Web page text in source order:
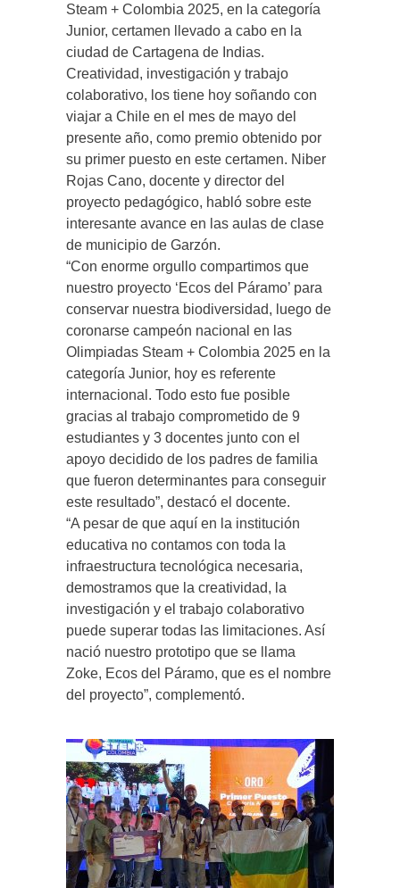
Steam + Colombia 2025, en la categoría
Junior, certamen llevado a cabo en la
ciudad de Cartagena de Indias.
Creatividad, investigación y trabajo
colaborativo, los tiene hoy soñando con
viajar a Chile en el mes de mayo del
presente año, como premio obtenido por
su primer puesto en este certamen. Niber
Rojas Cano, docente y director del
proyecto pedagógico, habló sobre este
interesante avance en las aulas de clase
de municipio de Garzón.
“Con enorme orgullo compartimos que
nuestro proyecto ‘Ecos del Páramo’ para
conservar nuestra biodiversidad, luego de
coronarse campeón nacional en las
Olimpiadas Steam + Colombia 2025 en la
categoría Junior, hoy es referente
internacional. Todo esto fue posible
gracias al trabajo comprometido de 9
estudiantes y 3 docentes junto con el
apoyo decidido de los padres de familia
que fueron determinantes para conseguir
este resultado”, destacó el docente.
“A pesar de que aquí en la institución
educativa no contamos con toda la
infraestructura tecnológica necesaria,
demostramos que la creatividad, la
investigación y el trabajo colaborativo
puede superar todas las limitaciones. Así
nació nuestro prototipo que se llama
Zoke, Ecos del Páramo, que es el nombre
del proyecto”, complementó.